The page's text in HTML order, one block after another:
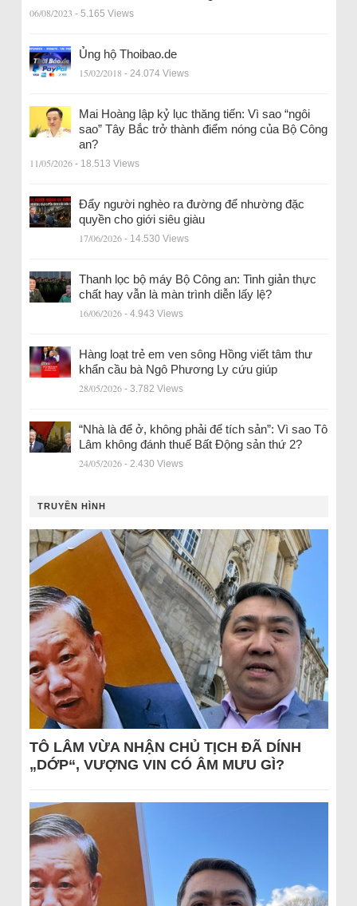
06/08/2023 - 5.165 Views
Ủng hộ Thoibao.de
15/02/2018 - 24.074 Views
Mai Hoàng lập kỷ lục thăng tiến: Vì sao “ngôi
sao” Tây Bắc trở thành điểm nóng của Bộ Công
an?
11/05/2026 - 18.513 Views
Đẩy người nghèo ra đường để nhường đặc
quyền cho giới siêu giàu
17/06/2026 - 14.530 Views
Thanh lọc bộ máy Bộ Công an: Tinh giản thực
chất hay vẫn là màn trình diễn lấy lệ?
16/06/2026 - 4.943 Views
Hàng loạt trẻ em ven sông Hồng viết tâm thư
khẩn cầu bà Ngô Phương Ly cứu giúp
28/05/2026 - 3.782 Views
“Nhà là để ở, không phải để tích sản”: Vì sao Tô
Lâm không đánh thuế Bất Động sản thứ 2?
24/05/2026 - 2.430 Views
TRUYỀN HÌNH
TÔ LÂM VỪA NHẬN CHỦ TỊCH ĐÃ DÍNH
„DỚP“, VƯỢNG VIN CÓ ÂM MƯU GÌ?